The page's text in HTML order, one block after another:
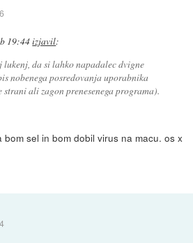
19:44izjavil:
da si lahko napadalec dvigne
nobenega posredovanja uporabnika
strani ali zagon prenesenega programa).
sel in bom dobil virus na macu. os x